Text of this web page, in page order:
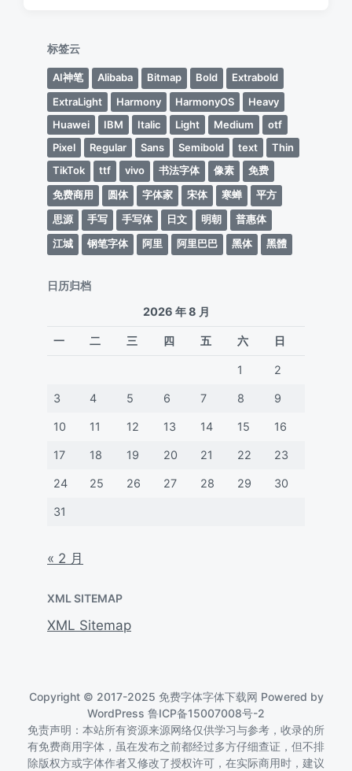
标签云
AI神笔 Alibaba Bitmap Bold
Extrabold
ExtraLight
Harmony HarmonyOS
Heavy
Huawei
IBM Italic Light Medium
otf
Pixel
Regular Sans Semibold text
Thin
TikTok
ttf vivo 书法字体 像素
免费
免费商用
圆体 字体家 宋体 寒蝉
平方
思源
手写 手写体 日文 明朝
普惠体
江城
钢笔字体 阿里 阿里巴巴 黑体 黑體
日历归档
2026 年 8 月
一 二 三 四 五 六 日
1 2
3 4 5 6 7 8 9
10 11 12 13 14 15 16
17 18 19 20 21 22 23
24 25 26 27 28 29 30
31
« 2 月
XML SITEMAP
XML Sitemap
Copyright © 2017-2025 免费字体字体下载网 Powered by
WordPress 鲁ICP备15007008号-2
免责声明：本站所有资源来源网络仅供学习与参考，收录的所
有免费商用字体，虽在发布之前都经过多方仔细查证，但不排
除版权方或字体作者又修改了授权许可，在实际商用时，建议